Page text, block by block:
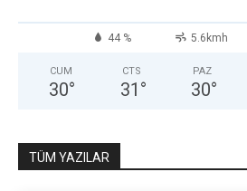
44 % 5.6kmh
CUM
30°
CTS
31 °
PAZ
30°
TÜM YAZILAR